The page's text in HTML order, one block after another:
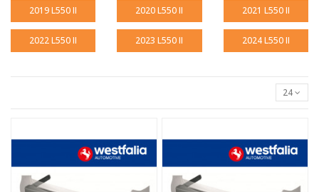
2019 L550 II 2020 L550 II 2021 L550 II
2022 L550 II 2023 L550 II 2024 L550 II
24